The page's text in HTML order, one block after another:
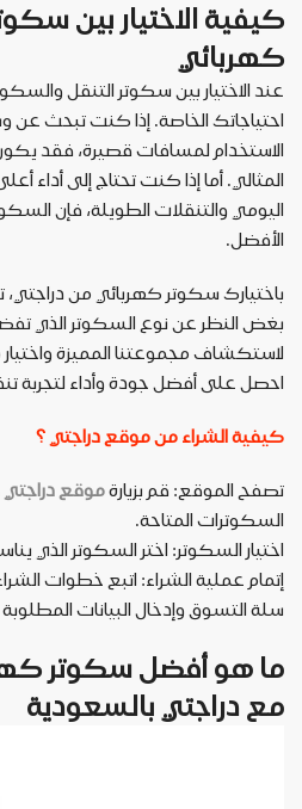
كيفية الاختيار بين
كهربائي
عند الاختيار بين سكوتر التنقل
احتياجاتك الخاصة. إذا كنت تبحث
الاستخدام لمسافات قصيرة، فقد
المثالي. أما إذا كنت تحتاج إلى أداء
اليومي والتنقلات الطويلة، فإن
الأفضل.
باختيارك سكوتر كهربائي من دراجتي،
بغض النظر عن نوع السكوتر الذي
لاستكشاف مجموعتنا المميزة
احصل على أفضل جودة وأداء لتجربة
كيفية الشراء من موقع دراجتي ؟
تصفح الموقع: قم بزيارةموقع دراجتي
السكوترات المتاحة.
اختيار السكوتر: اختر السكوتر الذي
إتمام عملية الشراء: اتبع خطوات
سلة التسوق وإدخال البيانات المطلوبة
ما هو أفضل سكوتر
مع دراجتي بالسعودية